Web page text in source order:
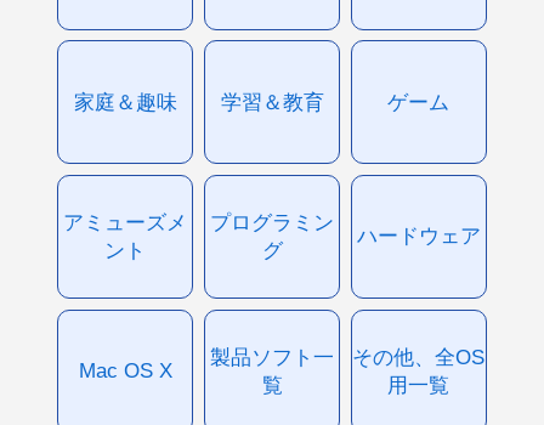
家庭＆趣味 学習＆教育 ゲーム
アミューズメ
ント
プログラミン
グ
ハードウェア
Mac OS X
製品ソフト一
覧
その他、全OS
用一覧